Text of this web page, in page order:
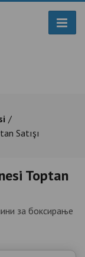
Satışı
Toptan
за боксирање